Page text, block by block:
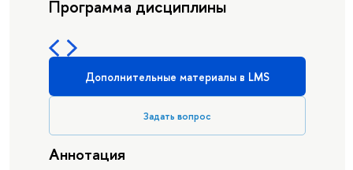
Программа дисциплины
Дополнительные материалы в LMS
Задать вопрос
Аннотация